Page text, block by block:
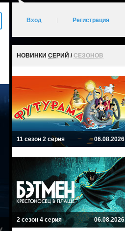
Вход Регистрация
НОВИНКИ СЕРИЙ /СЕЗОНОВ
11 сезон 2 серия 06.08.2026
2 сезон 4 серия 06.08.2026